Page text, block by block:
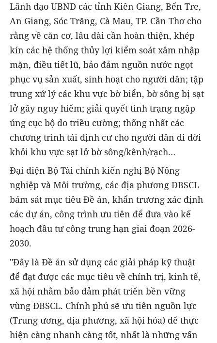
Lãnh đạo UBND các tỉnh Kiên Giang, Bến Tre,
An Giang, Sóc Trăng, Cà Mau, TP. Cần Thơ cho
rằng về căn cơ, lâu dài cần hoàn thiện, khép
kín các hệ thống thủy lợi kiểm soát xâm nhập
mặn, điều tiết lũ, bảo đảm nguồn nước ngọt
phục vụ sản xuất, sinh hoạt cho người dân; tập
trung xử lý các khu vực bờ biển, bờ sông bị sạt
lở gây nguy hiểm; giải quyết tình trạng ngập
úng cục bộ do triều cường; thống nhất các
chương trình tái định cư cho người dân di dời
khỏi khu vực sạt lở bờ sông/kênh/rạch…
Đại diện Bộ Tài chính kiến nghị Bộ Nông
nghiệp và Môi trường, các địa phương ĐBSCL
bám sát mục tiêu Đề án, khẩn trương xác định
các dự án, công trình ưu tiên để đưa vào kế
hoạch đầu tư công trung hạn giai đoạn 2026-
2030.
"Đây là Đề án sử dụng các giải pháp kỹ thuật
để đạt được các mục tiêu về chính trị, kinh tế,
xã hội nhằm bảo đảm phát triển bền vững
vùng ĐBSCL. Chính phủ sẽ ưu tiên nguồn lực
(Trung ương, địa phương, xã hội hóa) để thực
hiện càng nhanh càng tốt, nhất là những vấn